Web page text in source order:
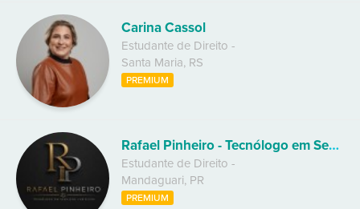
Carina Cassol
Estudante de Direito -
Santa Maria, RS
PREMIUM
Rafael Pinheiro - Tecnólogo em Serviços Jurídicos
Estudante de Direito -
Mandaguari, PR
PREMIUM